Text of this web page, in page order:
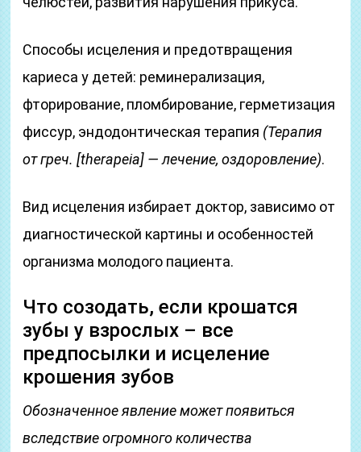
Способы исцеления и предотвращения
кариеса у детей: реминерализация,
фторирование, пломбирование, герметизация
фиссур, эндодонтическая терапия (Терапия
от греч. [therapeia] — лечение, оздоровление).
Вид исцеления избирает доктор, зависимо от
диагностической картины и особенностей
организма молодого пациента.
Что созодать, если крошатся
зубы у взрослых – все
предпосылки и исцеление
крошения зубов
Обозначенное явление может появиться
вследствие огромного количества